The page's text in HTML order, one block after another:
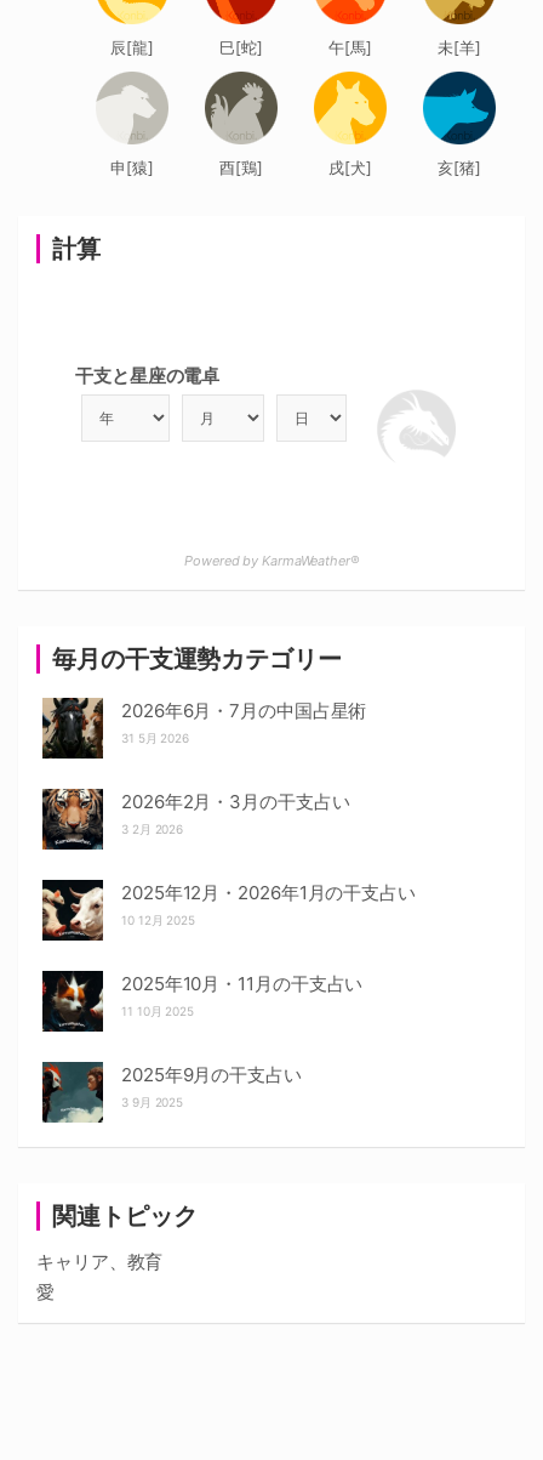
関連トピック
キャリア、教育
愛
毎月の干支運勢カテゴリー
2026年6月・7月の中国占星術
31 5月 2026
2026年2月・3月の干支占い
3 2月 2026
2025年12月・2026年1月の干支占い
10 12月 2025
2025年10月・11月の干支占い
11 10月 2025
2025年9月の干支占い
3 9月 2025
計算
干支と星座の電卓
Powered by KarmaWeather®
辰[龍] 巳[蛇] 午[馬] 未[羊]
申[猿] 酉[鶏] 戌[犬] 亥[猪]